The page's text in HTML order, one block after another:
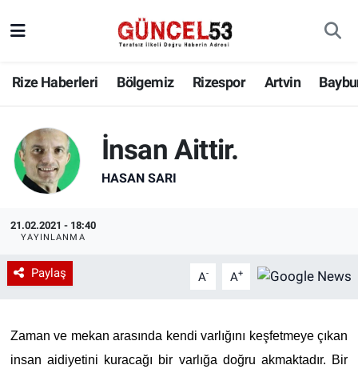
Rize Haberleri Bölgemiz Rizespor Artvin
İnsan Aittir.
HASAN SARI
21.02.2021 - 18:40
YAYINLANMA
Paylaş A- A+
Zaman ve mekan arasında kendi varlığını keşfetmeye çıkan
insan aidiyetini kuracağı bir varlığa doğru akmaktadır. Bir